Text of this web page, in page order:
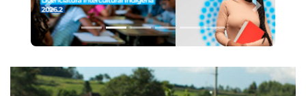
Previous Next